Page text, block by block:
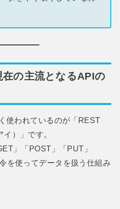
の主流となるAPIの
使われているのが「REST
）」です。
」「POST」「PUT」
を使ってデータを扱う仕組み